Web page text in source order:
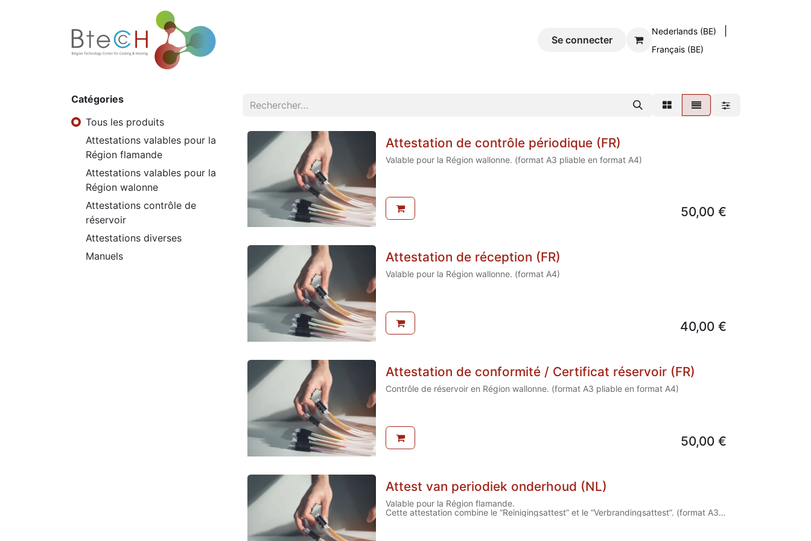
Contact
Se connecter
Nederlands (BE)
Français (BE)
Catégories
Tous les produits
Attestations valables pour la
Région flamande
Attestations valables pour la
Région walonne
Attestations contrôle de
réservoir
Attestations diverses
Manuels
Attestation de contrôle périodique (FR)
Valable pour la Région wallonne. (format A3 pliable en format A4)
50,00€
Attestation de réception (FR)
Valable pour la Région wallonne. (format A4)
40,00€
Attestation de conformité / Certificat réservoir (FR)
Contrôle de réservoir en Région wallonne. (format A3 pliable en format A4)
50,00€
Attest van periodiek onderhoud (NL)
Valable pour la Région flamande.
Cette attestation combine le “Reinigingsattest” et le “Verbrandingsattest”. (format A3